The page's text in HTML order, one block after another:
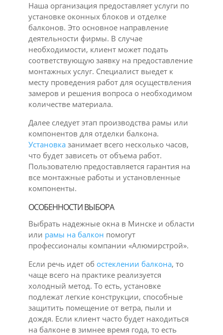
Наша организация предоставляет услуги по
установке оконных блоков и отделке
балконов. Это основное направление
деятельности фирмы. В случае
необходимости, клиент может подать
соответствующую заявку на предоставление
монтажных услуг. Специалист выедет к
месту проведения работ для осуществления
замеров и решения вопроса о необходимом
количестве материала.
Далее следует этап производства рамы или
компонентов для отделки балкона.
Установказанимает всего несколько часов,
что будет зависеть от объема работ.
Пользователю предоставляется гарантия на
все монтажные работы и установленные
компоненты.
ОСОБЕННОСТИ ВЫБОРА
Выбрать надежные окна в Минске и области
или рамы на балкон помогут
профессионалы компании «Алюмирстрой».
Если речь идет об остеклении балкона, то
чаще всего на практике реализуется
холодный метод. То есть, установке
подлежат легкие конструкции, способные
защитить помещение от ветра, пыли и
дождя. Если клиент часто будет находиться
на балконе в зимнее время года, то есть